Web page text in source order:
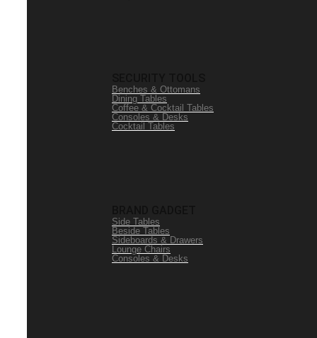
Benches & Ottomans
Dining Tables
Coffee & Cocktail Tables
Consoles & Desks
Cocktail Tables
Side Tables
Beside Tables
Sideboards & Drawers
Lounge Chairs
Consoles & Desks